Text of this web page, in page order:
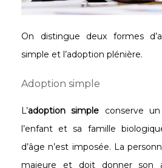
On distingue deux formes
simple et l’adoption plénière.
Adoption simple
L’adoption simple conserve
l’enfant et sa famille
d’âge n’est imposée. La
majeure et doit donner son